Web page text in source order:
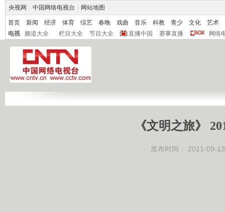
央视网 中国网络电视台 网站地图
首页 新闻 经济 体育 综艺 春晚 戏曲 音乐 科教 青少 文化
艺术
电视
频道大全 栏目大全 节目大全 直播中国 赛事直播 网络
《文明之旅》
发布时间： 2011-09-